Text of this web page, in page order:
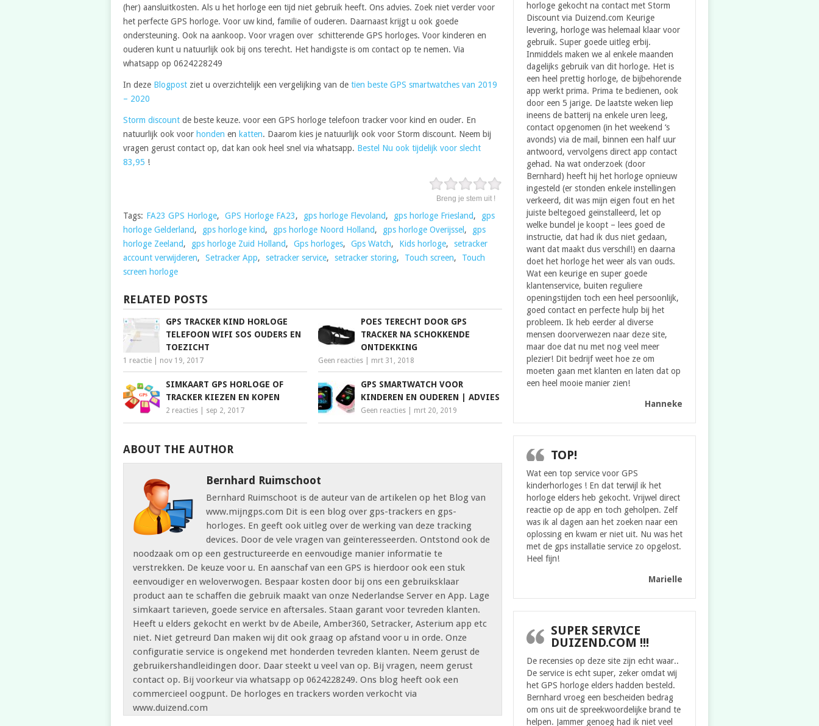
(her) aansluitkosten. Als u het horloge een tijd niet gebruik heeft. Ons advies. Zoek niet verder voor
het perfecte GPS horloge. Voor uw kind, familie of ouderen. Daarnaast krijgt u ook goede
ondersteuning. Ook na aankoop. Voor vragen over schitterende GPS horloges. Voor kinderen en
ouderen kunt u natuurlijk ook bij ons terecht. Het handigste is om contact op te nemen. Via
whatsapp op 0624228249
In deze Blogpost ziet u overzichtelijk een vergelijking van de tien beste GPS smartwatches van 2019
– 2020
Storm discount de beste keuze. voor een GPS horloge telefoon tracker voor kind en ouder. En
natuurlijk ook voor honden en katten. Daarom kies je natuurlijk ook voor Storm discount. Neem bij
vragen gerust contact op, dat kan ook heel snel via whatsapp. Bestel Nu ook tijdelijk voor slecht
83,95 !
Breng je stem uit !
Tags: FA23 GPS Horloge, GPS Horloge FA23, gps horloge Flevoland, gps horloge Friesland,
gps
horloge Gelderland, gps horloge kind, gps horloge Noord Holland, gps horloge Overijssel ,
gps
horloge Zeeland, gps horloge Zuid Holland, Gps horloges, Gps Watch, Kids horloge,
setracker
account verwijderen, Setracker App, setracker service, setracker storing, Touch screen,
Touch
screen horloge
RELATED POSTS
GPS TRACKER KIND HORLOGE
TELEFOON WIFI SOS OUDERS EN
TOEZICHT
1 reactie nov 19, 2017
POES TERECHT DOOR GPS
TRACKER NA SCHOKKENDE
ONTDEKKING
Geen reacties mrt 31, 2018
SIMKAART GPS HORLOGE OF
TRACKER KIEZEN EN KOPEN
2 reacties sep 2, 2017
GPS SMARTWATCH VOOR
KINDEREN EN OUDEREN | ADVIES
Geen reacties mrt 20, 2019
ABOUT THE AUTHOR
Bernhard Ruimschoot
Bernhard Ruimschoot is de auteur van de artikelen op het Blog van
www.mijngps.com Dit is een blog over gps-trackers en gps-
horloges. En geeft ook uitleg over de werking van deze tracking
devices. Door de vele vragen van geïnteresseerden. Ontstond ook de
noodzaak om op een gestructureerde en eenvoudige manier informatie te
verstrekken. De keuze voor u. En aanschaf van een GPS is hierdoor ook een stuk
eenvoudiger en weloverwogen. Bespaar kosten door bij ons een gebruiksklaar
product aan te schaffen die gebruik maakt van onze Nederlandse Server en App. Lage
simkaart tarieven, goede service en aftersales. Staan garant voor tevreden klanten.
Heeft u elders gekocht en werkt bv de Abeile, Amber360, Setracker, Asterium app etc
niet. Niet getreurd Dan maken wij dit ook graag op afstand voor u in orde. Onze
configuratie service is ongekend met honderden tevreden klanten. Neem gerust de
gebruikershandleidingen door. Daar steekt u veel van op. Bij vragen, neem gerust
contact op. Bij voorkeur via whatsapp op 0624228249. Ons blog heeft ook een
commercieel oogpunt. De horloges en trackers worden verkocht via
www.duizend.com
horloge gekocht na contact met Storm
Discount via Duizend.com Keurige
levering, horloge was helemaal klaar voor
gebruik. Super goede uitleg erbij.
Inmiddels maken we al enkele maanden
dagelijks gebruik van dit horloge. Het is
een heel prettig horloge, de bijbehorende
app werkt prima. Prima te bedienen, ook
door een 5 jarige. De laatste weken liep
ineens de batterij na enkele uren leeg,
contact opgenomen (in het weekend ‘s
avonds) via de mail, binnen een half uur
antwoord, vervolgens direct app contact
gehad. Na wat onderzoek (door
Bernhard) heeft hij het horloge opnieuw
ingesteld (er stonden enkele instellingen
verkeerd, dit was mijn eigen fout en het
juiste beltegoed geïnstalleerd, let op
welke bundel je koopt – lees goed de
instructie, dat had ik dus niet gedaan,
want dat maakt dus verschil!) en daarna
doet het horloge het weer als van ouds.
Wat een keurige en super goede
klantenservice, buiten reguliere
openingstijden toch een heel persoonlijk,
goed contact en perfecte hulp bij het
probleem. Ik heb eerder al diverse
mensen doorverwezen naar deze site,
maar doe dat nu met nog veel meer
plezier! Dit bedrijf weet hoe ze om
moeten gaan met klanten en laten dat op
een heel mooie manier zien!
Hanneke
TOP!
Wat een top service voor GPS
kinderhorloges ! En dat terwijl ik het
horloge elders heb gekocht. Vrijwel direct
reactie op de app en toch geholpen. Zelf
was ik al dagen aan het zoeken naar een
oplossing en kwam er niet uit. Nu was het
met de gps installatie service zo opgelost.
Heel fijn!
Marielle
SUPER SERVICE
DUIZEND.COM !!!
De recensies op deze site zijn echt waar..
De service is echt super, zeker omdat wij
het GPS horloge elders hadden besteld.
Bernhard vroeg een bescheiden bedrag
om ons uit de spreekwoordelijke brand te
helpen. Jammer genoeg had ik niet veel